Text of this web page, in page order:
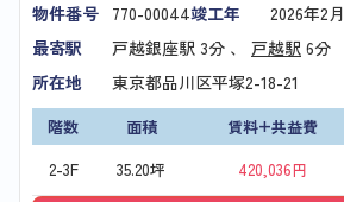
物件番号 770-00044竣工年
2026年2月
最寄駅
戸越銀座駅 3分 、 戸越駅 6分
所在地
東京都品川区平塚2-18-21
階数 面積 賃料+共益費
2-3F
35.20坪 420,036円